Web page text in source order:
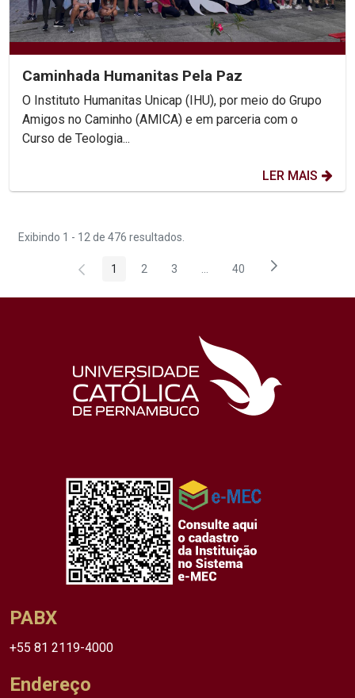
Caminhada Humanitas Pela Paz
O Instituto Humanitas Unicap (IHU), por meio do Grupo
Amigos no Caminho (AMICA) e em parceria com o
Curso de Teologia...
LER MAIS
Exibindo 1 - 12 de 476 resultados.
Página
1 Página
2 Página
3 ...Páginas intermediárias Usar
Página
40
PABX
+55 81 2119-4000
Endereço